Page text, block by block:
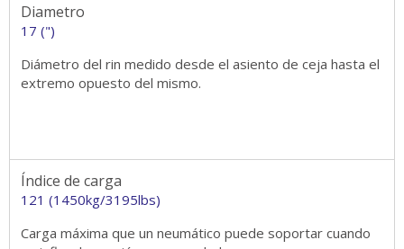
Diametro
17 (")
Diámetro del rin medido desde el asiento de ceja hasta el
extremo opuesto del mismo.
Índice de carga
121 (1450kg/3195lbs)
Carga máxima que un neumático puede soportar cuando